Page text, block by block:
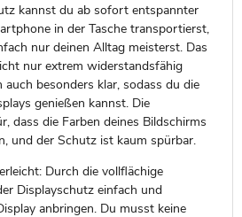
kannst du ab sofort entspannter
in der Tasche transportierst,
nur deinen Alltag meisterst. Das
nur extrem widerstandsfähig
auch besonders klar, sodass du die
genießen kannst. Die
dass die Farben deines Bildschirms
und der Schutz ist kaum spürbar.
Durch die vollflächige
Displayschutz einfach und
anbringen. Du musst keine